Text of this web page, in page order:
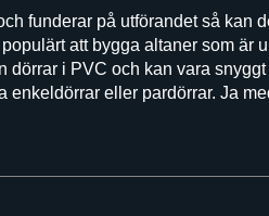
funderar på utförandet så kan
att bygga altaner som är
dörrar i PVC och kan vara
enkeldörrar eller pardörrar. Ja